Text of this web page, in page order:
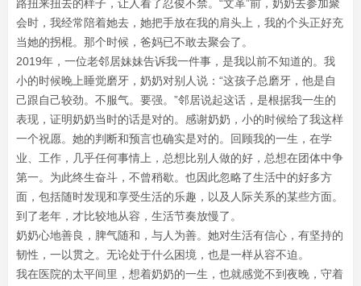
路扭来扭去的样子，让人看了忍俊不禁。“文革”前，奶奶去参加聚
会时，我经常陪着她去，她把手放在我的肩头上，我的个头正好充
当她的拐棍。那个时候，爸妈已不敢去聚会了。
2019年，一位老邻居妹妹告诉我一件事，是我以前不知道的。我
小的时候晚上睡觉磨牙，奶奶对别人说：“这孩子总磨牙，他是自
己跟自己较劲。不服气。要强。”邻居说起这话，是根据我一生的
表现，证明奶奶当时的话是对的。感谢奶奶，小的时候给了我这样
一个祝愿。她的判断和预言也确实是对的。回顾我的一生，在学
业、工作，几乎任何事情上，总想比别人做的好，总想在团体中争
第一。为此终生奋斗，不曾稍歇。也因此忽略了生活中的好多方
面，包括随时发现和享受生活的乐趣，以及人际关系的某些方面。
到了老年，才比较地从容，生活节奏放慢了。
奶奶心地善良，脾气随和，与人为善。她对生活有信心，有坚持的
韧性，一以贯之。无论处于什么困境，也是一样从容不迫。
我在医院的太平间里，想着奶奶的一生，也就感觉不到夜晚，守着